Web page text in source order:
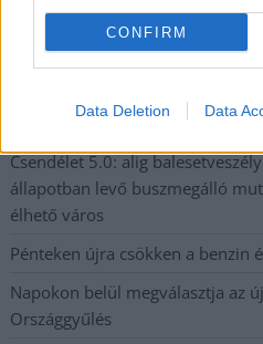
CONFIRM
Data Deletion Data
Sok volt az igazolatlan hiányzás,
kapott, más fideszesek még
további üzemeltetését
Csendélet 5.0: alig
állapotban levő buszmegálló
élhető város
Pénteken újra csökken a benzin
Napokon belül megválasztja az
Országgyűlés